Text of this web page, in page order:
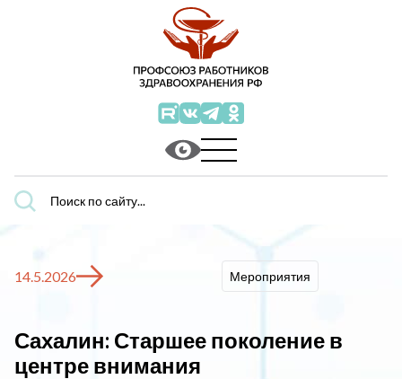
Поиск
по
14.5.2026 Мероприятия
Сахалин: Старшее поколение в
центре внимания